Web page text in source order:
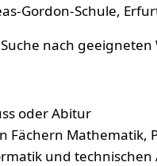
Gordon-Schule,
nach
oder Abitur
Fächern Mathematik,
und technischen